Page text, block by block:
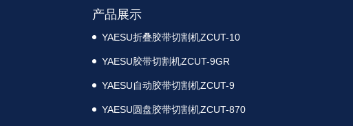
产品展示
YAESU折叠胶带切割机ZCUT-10
YAESU胶带切割机ZCUT-9GR
YAESU自动胶带切割机ZCUT-9
YAESU圆盘胶带切割机ZCUT-870